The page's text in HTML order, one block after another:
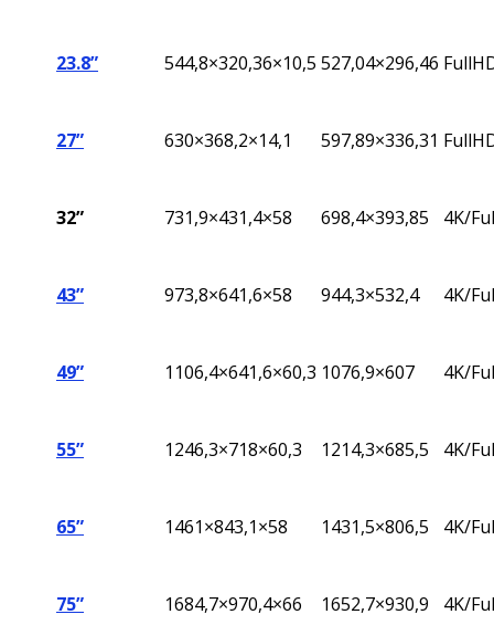
23.8” 544,8×320,36×10,5 527,04×296,46
27” 630×368,2×14,1 597,89×336,31
32” 731,9×431,4×58 698,4×393,85 4K/
43” 973,8×641,6×58 944,3×532,4 4K/
49” 1106,4×641,6×60,3 1076,9×607 4K/
55” 1246,3×718×60,3 1214,3×685,5 4K/
65” 1461×843,1×58 1431,5×806,5 4K/
75” 1684,7×970,4×66 1652,7×930,9 4K/